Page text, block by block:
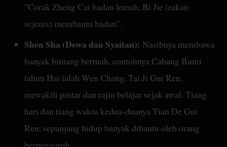
"Corak Zheng Cai badan lemah, Bi Jie (rakan
sejenis) membantu badan".
Shen Sha (Dewa dan Syaitan): Nasibnya membawa
banyak bintang bertuah, contohnya Cabang Bumi
tahun Hai ialah Wen Chang, Tai Ji Gui Ren,
mewakili pintar dan rajin belajar sejak awal. Tiang
hari dan tiang waktu kedua-duanya Tian De Gui
Ren, sepanjang hidup banyak dibantu oleh orang
berpengaruh.